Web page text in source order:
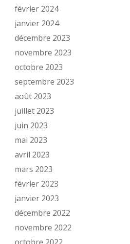
février 2024
janvier 2024
décembre 2023
novembre 2023
octobre 2023
septembre 2023
août 2023
juillet 2023
juin 2023
mai 2023
avril 2023
mars 2023
février 2023
janvier 2023
décembre 2022
novembre 2022